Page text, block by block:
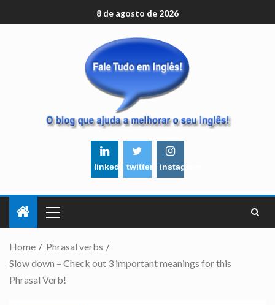
8 de agosto de 2026
linkedintwitter instagram
Home
Phrasal verbs
Slow down – Check out 3 important meanings for this
Phrasal Verb!